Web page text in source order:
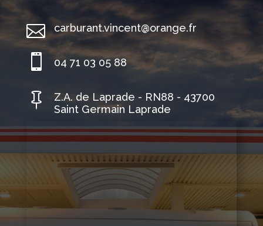
 carburant.vincent@orange.fr
 04 71 03 05 88

Z.A. de Laprade - RN88 - 43700
Saint Germain Laprade